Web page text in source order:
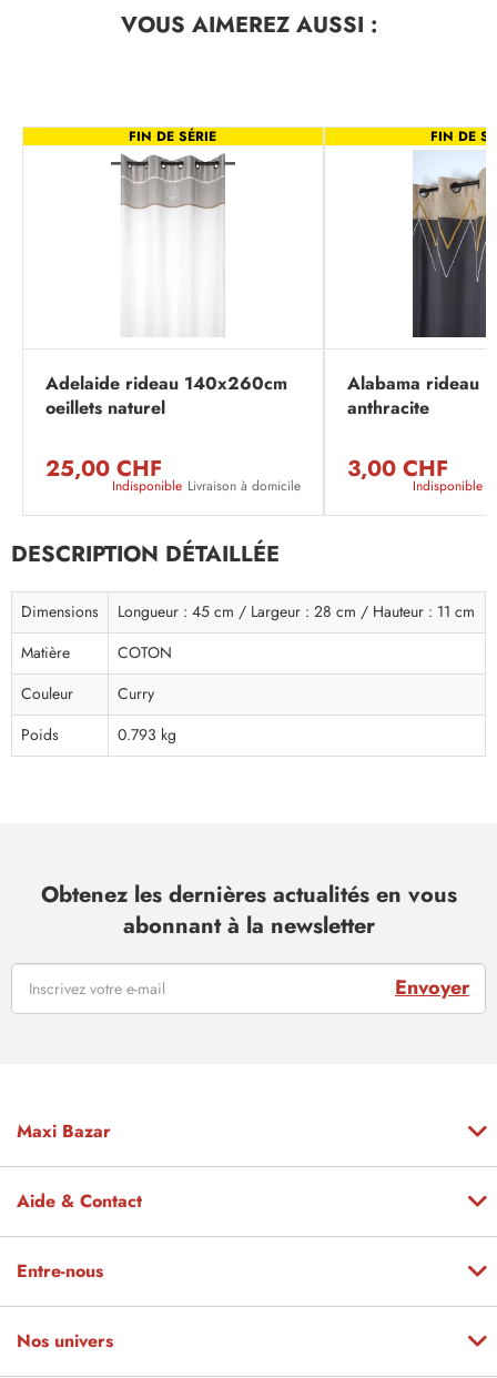
VOUS AIMEREZAUSSI :
FIN DE SÉRIE
Adelaide rideau 140x260cm
oeillets naturel
25,00 CHF
Indisponible Livraison à domicile
FIN DE
Alabama rideau
anthracite
3,00 CHF
Indisponible
DESCRIPTION DÉTAILLÉE
Dimensions
Longueur : 45 cm / Largeur : 28 cm / Hauteur : 11 cm
Matière
COTON
Couleur
Curry
Poids
0.793 kg
Obtenez les dernières actualités en vous
abonnant à la newsletter
Envoyer
Maxi Bazar
Aide & Contact
Entre-nous
Nos univers